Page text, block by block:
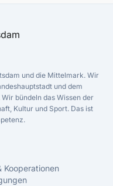
und die Mittelmark. Wir
und dem
bündeln das Wissen der
Kultur und Sport. Das ist
Kooperationen